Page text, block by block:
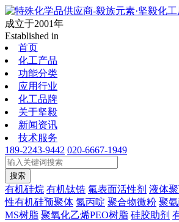
成立于2001年
Established in
首页
化工产品
功能分类
应用行业
化工品牌
关于坚毅
新闻资讯
技术服务
189-2243-9442 020-6667-1949
搜索
有机硅烷 有机钛锆 氟表面活性剂 液体
性有机硅预聚体 氮丙啶 聚合物微粉 聚
MS树脂 聚氧化乙烯PEO树脂 硅胶助剂